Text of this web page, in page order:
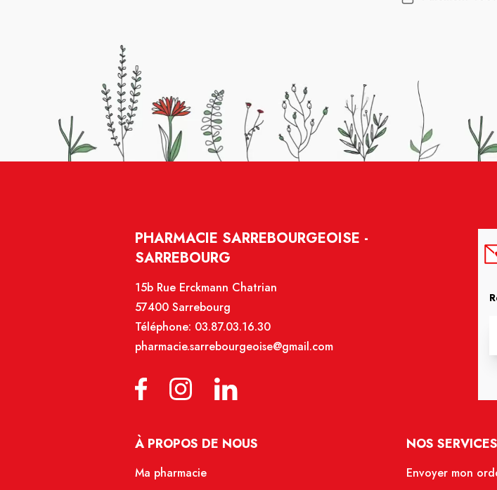
PHARMACIE SARREBOURGEOISE -
SARREBOURG
15b Rue Erckmann Chatrian
57400 Sarrebourg
Téléphone: 03.87.03.16.30
pharmacie.sarrebourgeoise@gmail.com
À PROPOS DE NOUS
Ma pharmacie
NOS SERVICES
Envoyer mon